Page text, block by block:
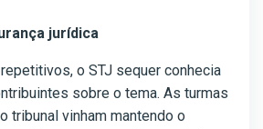
jurídica
o STJ sequer conhecia
sobre o tema. As turmas
tribunal vinham mantendo o